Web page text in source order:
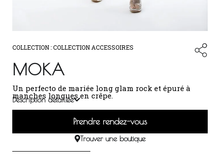
COLLECTION :COLLECTION ACCESSOIRES
MOKA
Un perfecto de mariée long glam rock et épuré à
manches longues en crêpe.
Description détaillée
Prendre rendez-vous
Trouver une boutique